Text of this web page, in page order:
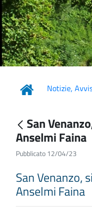
Notizie,
San
Anselmi Faina
Pubblicato 12/04/23
San Venanzo,
Anselmi Faina